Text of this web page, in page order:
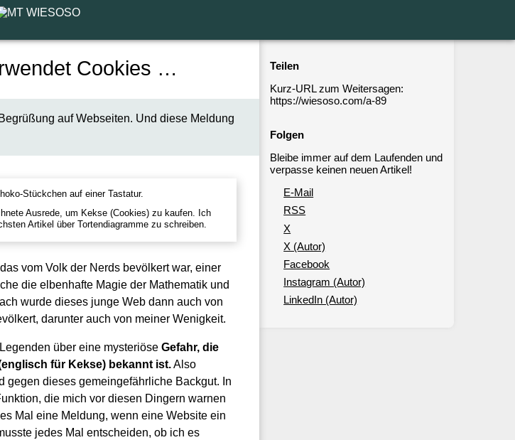
Cookies …
auf Webseiten. Und diese Meldung
Ausrede, um Kekse (Cookies) zu kaufen. Ich
Artikel über Tortendiagramme zu schreiben.
vom Volk der Nerds bevölkert war, einer
die elbenhafte Magie der Mathematik und
wurde dieses junge Web dann auch von
darunter auch von meiner Wenigkeit.
über eine mysteriöse Gefahr, die
für Kekse) bekannt ist.Also
gegen dieses gemeingefährliche Backgut. In
die mich vor diesen Dingern warnen
Mal eine Meldung, wenn eine Website ein
jedes Mal entscheiden, ob ich es
Teilen
Kurz-URL zum Weitersagen:
https://wiesoso.com/a-89
Folgen
Bleibe immer auf dem Laufenden und
verpasse keinen neuen Artikel!
E-Mail
RSS
X
X (Autor)
Facebook
Instagram (Autor)
LinkedIn (Autor)